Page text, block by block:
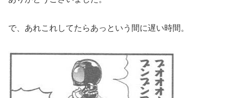
で、あれこれしてたらあっという間に遅い時間。